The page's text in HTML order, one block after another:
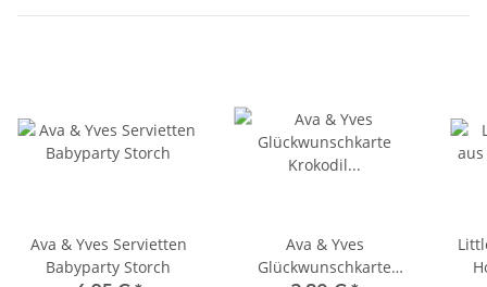
Ava & Yves Servietten
Babyparty Storch
Ava & Yves
Glückwunschkarte